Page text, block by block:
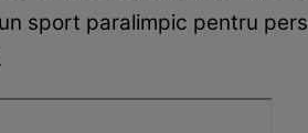
sport paralimpic pentru